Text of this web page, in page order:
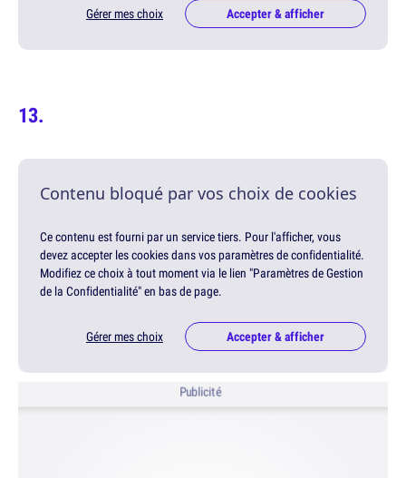
Gérer mes choix Accepter & afficher
Contenu bloqué par vos choix de cookies
Ce contenu est fourni par un service tiers. Pour l'afficher, vous
devez accepter les cookies dans vos paramètres de confidentialité.
Modifiez ce choix à tout moment via le lien "Paramètres de Gestion
de la Confidentialité" en bas de page.
Gérer mes choix Accepter & afficher
Publicité